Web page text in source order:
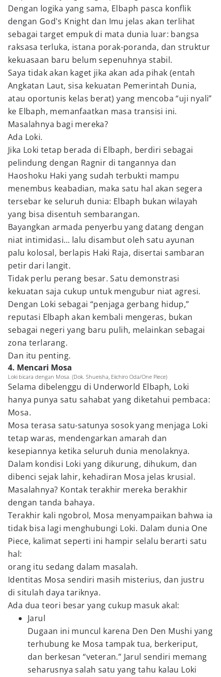
Dengan logika yang sama, Elbaph pasca konflik
dengan God's Knight dan Imu jelas akan terlihat
sebagai target empuk di mata dunia luar: bangsa
raksasa terluka, istana porak-poranda, dan struktur
kekuasaan baru belum sepenuhnya stabil.
Saya tidak akan kaget jika akan ada pihak (entah
Angkatan Laut, sisa kekuatan Pemerintah Dunia,
atau oportunis kelas berat) yang mencoba “uji nyali”
ke Elbaph, memanfaatkan masa transisi ini.
Masalahnya bagi mereka?
Ada Loki.
Jika Loki tetap berada di Elbaph, berdiri sebagai
pelindung dengan Ragnir di tangannya dan
Haoshoku Haki yang sudah terbukti mampu
menembus keabadian, maka satu hal akan segera
tersebar ke seluruh dunia: Elbaph bukan wilayah
yang bisa disentuh sembarangan.
Bayangkan armada penyerbu yang datang dengan
niat intimidasi… lalu disambut oleh satu ayunan
palu kolosal, berlapis Haki Raja, disertai sambaran
petir dari langit.
Tidak perlu perang besar. Satu demonstrasi
kekuatan saja cukup untuk mengubur niat agresi.
Dengan Loki sebagai “penjaga gerbang hidup,”
reputasi Elbaph akan kembali mengeras, bukan
sebagai negeri yang baru pulih, melainkan sebagai
zona terlarang.
Dan itu penting.
4. Mencari Mosa
Loki bicara dengan Mosa. (Dok. Shueisha, Eiichiro Oda/One Piece)
Selama dibelenggu di Underworld Elbaph, Loki
hanya punya satu sahabat yang diketahui pembaca:
Mosa.
Mosa terasa satu-satunya sosok yang menjaga Loki
tetap waras, mendengarkan amarah dan
kesepiannya ketika seluruh dunia menolaknya.
Dalam kondisi Loki yang dikurung, dihukum, dan
dibenci sejak lahir, kehadiran Mosa jelas krusial.
Masalahnya? Kontak terakhir mereka berakhir
dengan tanda bahaya.
Terakhir kali ngobrol, Mosa menyampaikan bahwa ia
tidak bisa lagi menghubungi Loki. Dalam dunia One
Piece, kalimat seperti ini hampir selalu berarti satu
hal:
orang itu sedang dalam masalah.
Identitas Mosa sendiri masih misterius, dan justru
di situlah daya tariknya.
Ada dua teori besar yang cukup masuk akal:
Jarul
Dugaan ini muncul karena Den Den Mushi yang
terhubung ke Mosa tampak tua, berkeriput,
dan berkesan “veteran.” Jarul sendiri memang
seharusnya salah satu yang tahu kalau Loki